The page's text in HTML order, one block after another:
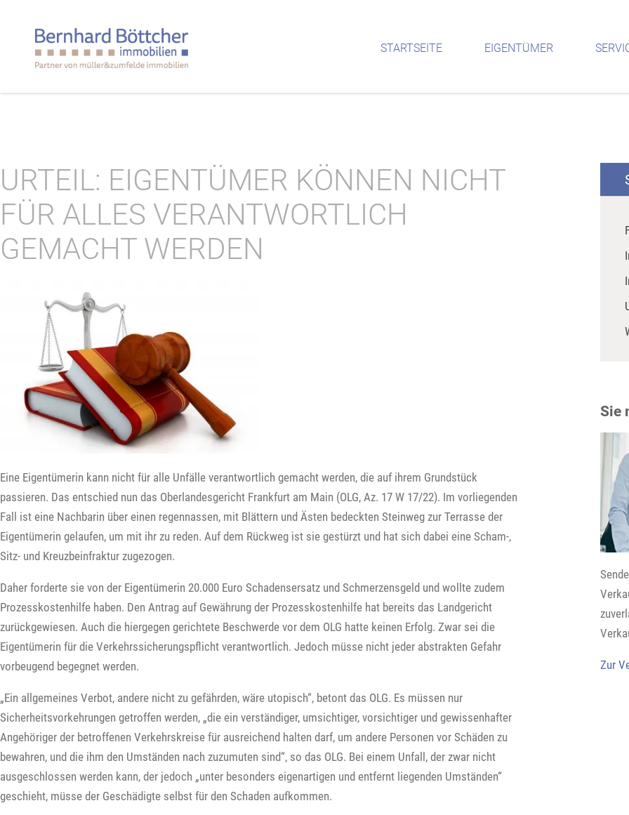
STARTSEITE EIGENTÜMER
URTEIL: EIGENTÜMER KÖNNEN NICHT
FÜR ALLES VERANTWORTLICH
GEMACHT WERDEN
Eine Eigentümerin kann nicht für alle Unfälle verantwortlich gemacht werden, die auf ihrem Grundstück
passieren. Das entschied nun das Oberlandesgericht Frankfurt am Main (OLG, Az. 17 W 17/22). Im vorliegenden
Fall ist eine Nachbarin über einen regennassen, mit Blättern und Ästen bedeckten Steinweg zur Terrasse der
Eigentümerin gelaufen, um mit ihr zu reden. Auf dem Rückweg ist sie gestürzt und hat sich dabei eine Scham-,
Sitz- und Kreuzbeinfraktur zugezogen.
Daher forderte sie von der Eigentümerin 20.000 Euro Schadensersatz und Schmerzensgeld und wollte zudem
Prozesskostenhilfe haben. Den Antrag auf Gewährung der Prozesskostenhilfe hat bereits das Landgericht
zurückgewiesen. Auch die hiergegen gerichtete Beschwerde vor dem OLG hatte keinen Erfolg. Zwar sei die
Eigentümerin für die Verkehrssicherungspflicht verantwortlich. Jedoch müsse nicht jeder abstrakten Gefahr
vorbeugend begegnet werden.
„Ein allgemeines Verbot, andere nicht zu gefährden, wäre utopisch“, betont das OLG. Es müssen nur
Sicherheitsvorkehrungen getroffen werden, „die ein verständiger, umsichtiger, vorsichtiger und gewissenhafter
Angehöriger der betroffenen Verkehrskreise für ausreichend halten darf, um andere Personen vor Schäden zu
bewahren, und die ihm den Umständen nach zuzumuten sind“, so das OLG. Bei einem Unfall, der zwar nicht
ausgeschlossen werden kann, der jedoch „unter besonders eigenartigen und entfernt liegenden Umständen“
geschieht, müsse der Geschädigte selbst für den Schaden aufkommen.
Sie
Zur